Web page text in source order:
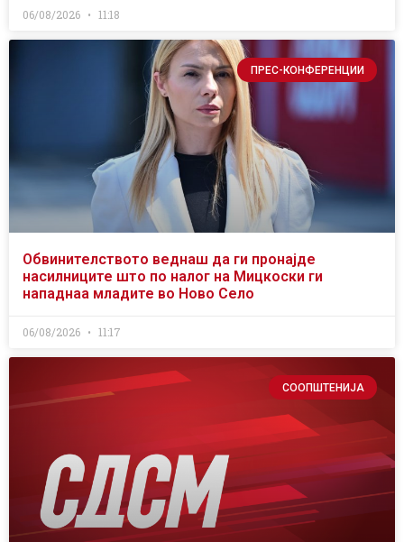
06/08/2026 11:18
ПРЕС-КОНФЕРЕНЦИИ
Обвинителството веднаш да ги пронајде
насилниците што по налог на Мицкоски ги
нападнаа младите во Ново Село
06/08/2026 11:17
СООПШТЕНИЈА